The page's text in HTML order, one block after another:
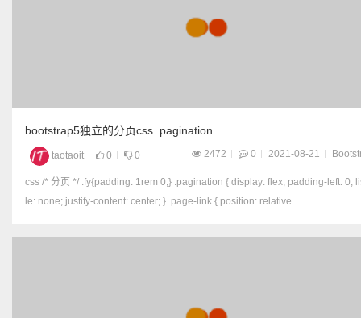
bootstrap5独立的分页css .pagination
taotaoit 0 0 2472 0 2021-08-21
css /* 分页 */ .fy{padding: 1rem 0;} .pagination { display: flex; padding-left: 0; list-sty
le: none; justify-content: center; } .page-link { position: relative...